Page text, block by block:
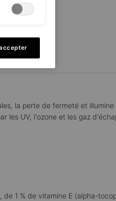
la perte de fermeté et
les UV, l'ozone et les gaz
1 % de vitamine E (alpha-